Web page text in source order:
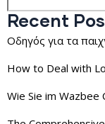
Recent
Οδηγός για τα
How to Deal with
Wie Sie im